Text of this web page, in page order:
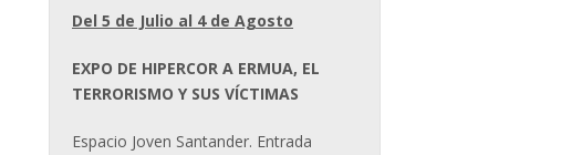
Del 5 de Julio al 4 de Agosto
EXPO DE HIPERCOR A ERMUA, EL
TERRORISMO Y SUS VÍCTIMAS
Espacio Joven Santander. Entrada